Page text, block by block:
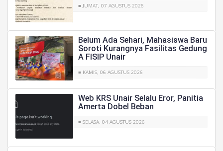
■ JUMAT, 07 AGUSTUS 2026
Belum Ada Sehari, Mahasiswa Baru
Soroti Kurangnya Fasilitas Gedung
A FISIP Unair
■ KAMIS, 06 AGUSTUS 2026
Web KRS Unair Selalu Eror, Panitia
Amerta Dobel Beban
■ SELASA, 04 AGUSTUS 2026